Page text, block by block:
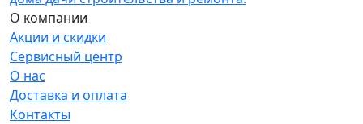
О компании
Акции и скидки
Сервисный центр
О нас
Доставка и оплата
Контакты